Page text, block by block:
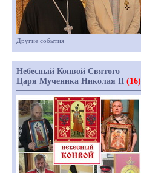
Другие события
Небесный Конвой Святого
Царя Мученика Николая II (16)